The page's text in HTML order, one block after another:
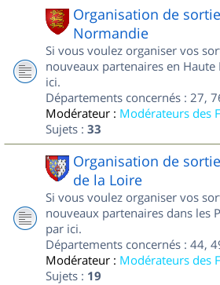
Organisation de
Normandie
Si vous voulez organiser vos
nouveaux partenaires en
ici.
Départements concernés : 27,
Modérateur : Modérateurs des
Sujets : 33
Organisation de
de la Loire
Si vous voulez organiser vos
nouveaux partenaires dans les
par ici.
Départements concernés : 44,
Modérateur : Modérateurs des
Sujets : 19